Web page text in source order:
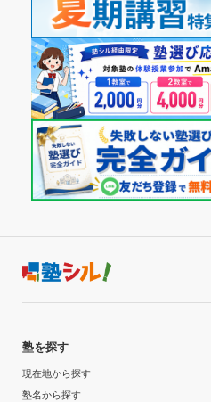
週3日
1日あたりの授業時間
1時間～2時間未満
月額料金
40,001円〜50,000円
目的の達成度
達成
最終的には指定校推薦を取る
が決まった後も各科目の復習
分かれているのでとくに気にす
きた。他の教室に比べて小さい
は？と思った。
塾周辺の環境
駅に近く、コンビニも近い。
全だった。信号がない横断歩道
ないので特に問題はない。
授業以外のサポート
(相談・面談、家庭学習のサポート、授
先生と楽しく会話できる。塾長
利用詳細
入塾時の学年
塾を探す
現在地から探す
塾名から探す